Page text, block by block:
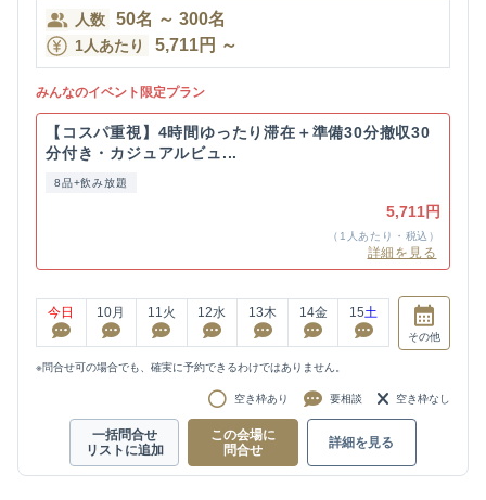
人数 50名 ～ 300名
1人あたり 5,711円 ～
みんなのイベント限定プラン
【コスパ重視】4時間ゆったり滞在＋準備30分撤収30
分付き・カジュアルビュ...
8品+飲み放題
5,711円
（1人あたり・税込）
詳細を見る
今日 10月 11火 12水 13木 14金 15土
その他
※問合せ可の場合でも、確実に予約できるわけではありません。
空き枠あり 要相談 空き枠なし
一括問合せ
リストに追加
この会場に
問合せ
詳細を見る